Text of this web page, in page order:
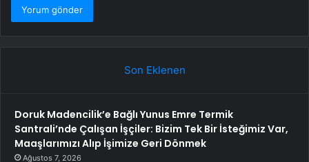
Son Eklenen
Doruk Madencilik’e Bağlı Yunus Emre Termik
Santrali’nde Çalışan İşçiler: Bizim Tek Bir İsteğimiz Var,
Maaşlarımızı Alıp İşimize Geri Dönmek
Ağustos 7, 2026